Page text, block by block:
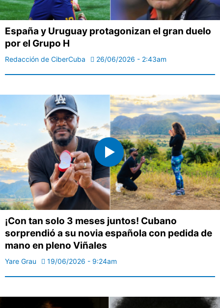
España y Uruguay protagonizan el gran duelo
por el Grupo H
Redacción de CiberCuba 26/06/2026 - 2:43am
¡Con tan solo 3 meses juntos! Cubano
sorprendió a su novia española con pedida de
mano en pleno Viñales
Yare Grau 19/06/2026 - 9:24am